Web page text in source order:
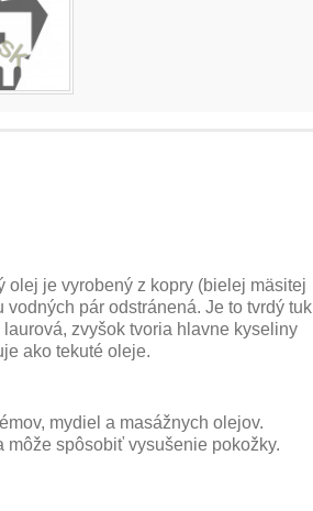
olej je vyrobený z kopry (bielej mäsitej
pár odstránená. Je to tvrdý tuk
zvyšok tvoria hlavne kyseliny
ako tekuté oleje.
mydiel a masážnych olejov.
môže spôsobiť vysušenie pokožky.